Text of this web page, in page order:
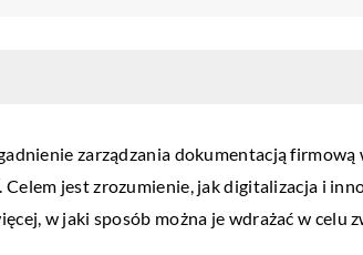
zarządzania dokumentacją firmową
jest zrozumienie, jak digitalizacja i
w jaki sposób można je wdrażać w celu